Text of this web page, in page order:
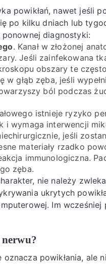
powikłań, nawet jeśli
po kilku dniach lub
diagnostyki:
. Kanał w złożonej
Jeśli zainfekowana
obszary te
w głąb zęba, jeśli
ból podczas
istnieje ryzyko
wymaga interwencji
jeśli
materiały rzadko
immunologiczna.
zęba.
nie należy
ukrytych
Im
powikłania, ale